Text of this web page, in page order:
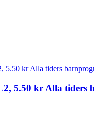
5.50 kr Alla tiders